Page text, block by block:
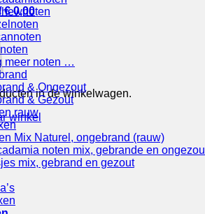
€0,00
in de winkelwagen.
winkel
meer noten …
& Ongezout
& Gezout
rauw
Mix Naturel, ongebrand (rauw)
noten mix, gebrande en
mix, gebrand en gezout